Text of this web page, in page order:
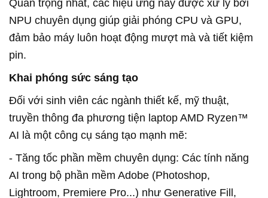
Quan trọng nhất, các hiệu ứng này được xử lý bởi
NPU chuyên dụng giúp giải phóng CPU và GPU,
đảm bảo máy luôn hoạt động mượt mà và tiết kiệm
pin.
Khai phóng sức sáng tạo
Đối với sinh viên các ngành thiết kế, mỹ thuật,
truyền thông đa phương tiện laptop AMD Ryzen™
AI là một công cụ sáng tạo mạnh mẽ:
- Tăng tốc phần mềm chuyên dụng: Các tính năng
AI trong bộ phần mềm Adobe (Photoshop,
Lightroom, Premiere Pro...) như Generative Fill,